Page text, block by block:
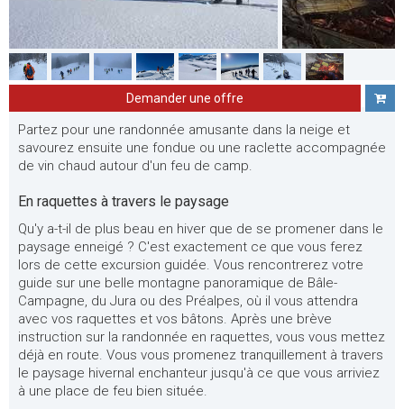
Demander une offre
Partez pour une randonnée amusante dans la neige et
savourez ensuite une fondue ou une raclette accompagnée
de vin chaud autour d'un feu de camp.
En raquettes à travers le paysage
Qu'y a-t-il de plus beau en hiver que de se promener dans le
paysage enneigé ? C'est exactement ce que vous ferez
lors de cette excursion guidée. Vous rencontrerez votre
guide sur une belle montagne panoramique de Bâle-
Campagne, du Jura ou des Préalpes, où il vous attendra
avec vos raquettes et vos bâtons. Après une brève
instruction sur la randonnée en raquettes, vous vous mettez
déjà en route. Vous vous promenez tranquillement à travers
le paysage hivernal enchanteur jusqu'à ce que vous arriviez
à une place de feu bien située.